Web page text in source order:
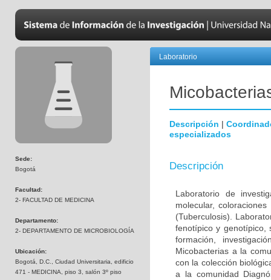
Sede:
Bogotá
Facultad:
2- FACULTAD DE MEDICINA
Departamento:
2- DEPARTAMENTO DE MICROBIOLOGÍA
Ubicación:
Bogotá, D.C., Ciudad Universitaria, edificio
471 - MEDICINA, piso 3, salón 3º piso
Laboratorio
Descripción |
especializados
Descripción
Laboratorio de
molecular,
(Tuberculosis).
fenotípico y genotípico,
formación,
Micobacterias a la
con la colección
a la comunidad